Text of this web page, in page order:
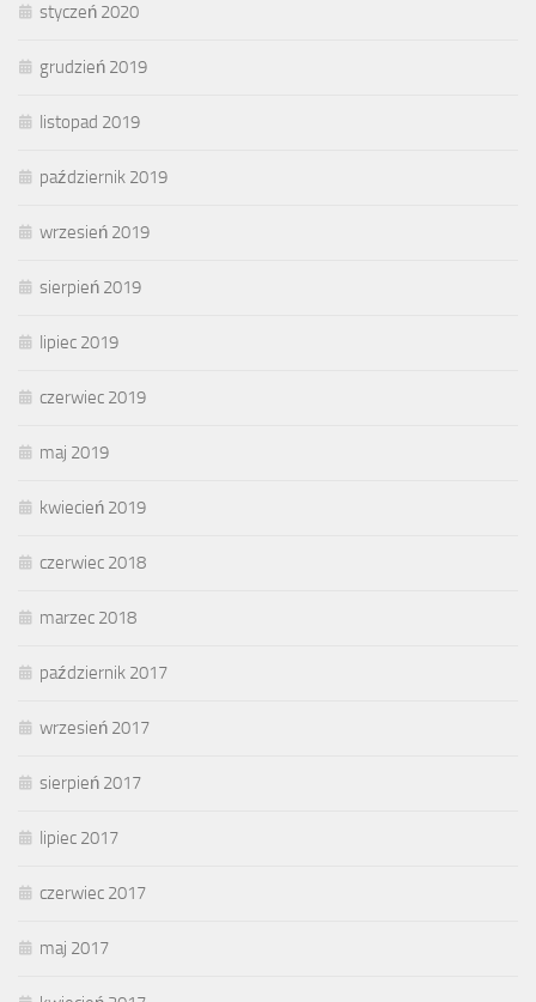
styczeń 2020
grudzień 2019
listopad 2019
październik 2019
wrzesień 2019
sierpień 2019
lipiec 2019
czerwiec 2019
maj 2019
kwiecień 2019
czerwiec 2018
marzec 2018
październik 2017
wrzesień 2017
sierpień 2017
lipiec 2017
czerwiec 2017
maj 2017